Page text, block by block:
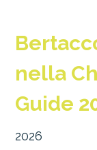
nella
Guide
2026